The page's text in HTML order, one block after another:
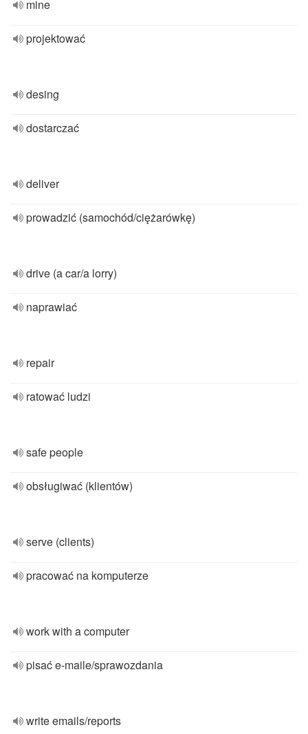
mine
projektować
desing
dostarczać
deliver
prowadzić (samochód/ciężarówkę)
drive (a car/a lorry)
naprawiać
repair
ratować ludzi
safe people
obsługiwać (klientów)
serve (clients)
pracować na komputerze
work with a computer
pisać e-maile/sprawozdania
write emails/reports